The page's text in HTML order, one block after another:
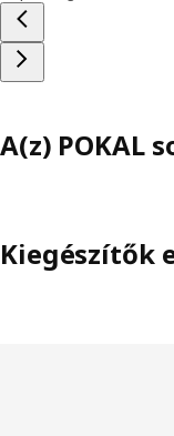
A(z) POKAL
Kiegészítők